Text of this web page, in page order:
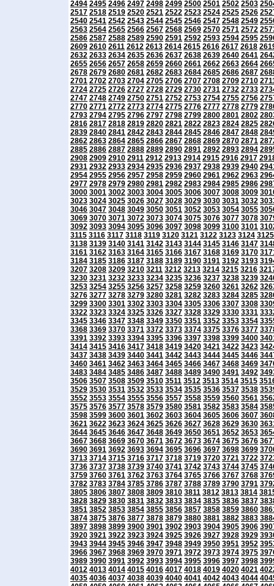
2494 2495 2496 2497 2498 2499 2500 2501 2502 2503
2517 2518 2519 2520 2521 2522 2523 2524 2525 2526
2540 2541 2542 2543 2544 2545 2546 2547 2548 2549
2563 2564 2565 2566 2567 2568 2569 2570 2571 2572
2586 2587 2588 2589 2590 2591 2592 2593 2594 2595
2609 2610 2611 2612 2613 2614 2615 2616 2617 2618
2632 2633 2634 2635 2636 2637 2638 2639 2640 2641
2655 2656 2657 2658 2659 2660 2661 2662 2663 2664
2678 2679 2680 2681 2682 2683 2684 2685 2686 2687
2701 2702 2703 2704 2705 2706 2707 2708 2709 2710
2724 2725 2726 2727 2728 2729 2730 2731 2732 2733
2747 2748 2749 2750 2751 2752 2753 2754 2755 2756
2770 2771 2772 2773 2774 2775 2776 2777 2778 2779
2793 2794 2795 2796 2797 2798 2799 2800 2801 2802
2816 2817 2818 2819 2820 2821 2822 2823 2824 2825
2839 2840 2841 2842 2843 2844 2845 2846 2847 2848
2862 2863 2864 2865 2866 2867 2868 2869 2870 2871
2885 2886 2887 2888 2889 2890 2891 2892 2893 2894
2908 2909 2910 2911 2912 2913 2914 2915 2916 2917
2931 2932 2933 2934 2935 2936 2937 2938 2939 2940
2954 2955 2956 2957 2958 2959 2960 2961 2962 2963
2977 2978 2979 2980 2981 2982 2983 2984 2985 2986
3000 3001 3002 3003 3004 3005 3006 3007 3008 3009
3023 3024 3025 3026 3027 3028 3029 3030 3031 3032
3046 3047 3048 3049 3050 3051 3052 3053 3054 3055
3069 3070 3071 3072 3073 3074 3075 3076 3077 3078
3092 3093 3094 3095 3096 3097 3098 3099 3100 3101
3115 3116 3117 3118 3119 3120 3121 3122 3123 3124 3125
3138 3139 3140 3141 3142 3143 3144 3145 3146 3147
3161 3162 3163 3164 3165 3166 3167 3168 3169 3170
3184 3185 3186 3187 3188 3189 3190 3191 3192 3193
3207 3208 3209 3210 3211 3212 3213 3214 3215 3216
3230 3231 3232 3233 3234 3235 3236 3237 3238 3239
3253 3254 3255 3256 3257 3258 3259 3260 3261 3262
3276 3277 3278 3279 3280 3281 3282 3283 3284 3285
3299 3300 3301 3302 3303 3304 3305 3306 3307 3308
3322 3323 3324 3325 3326 3327 3328 3329 3330 3331
3345 3346 3347 3348 3349 3350 3351 3352 3353 3354
3368 3369 3370 3371 3372 3373 3374 3375 3376 3377
3391 3392 3393 3394 3395 3396 3397 3398 3399 3400
3414 3415 3416 3417 3418 3419 3420 3421 3422 3423
3437 3438 3439 3440 3441 3442 3443 3444 3445 3446
3460 3461 3462 3463 3464 3465 3466 3467 3468 3469
3483 3484 3485 3486 3487 3488 3489 3490 3491 3492
3506 3507 3508 3509 3510 3511 3512 3513 3514 3515
3529 3530 3531 3532 3533 3534 3535 3536 3537 3538
3552 3553 3554 3555 3556 3557 3558 3559 3560 3561
3575 3576 3577 3578 3579 3580 3581 3582 3583 3584
3598 3599 3600 3601 3602 3603 3604 3605 3606 3607
3621 3622 3623 3624 3625 3626 3627 3628 3629 3630
3644 3645 3646 3647 3648 3649 3650 3651 3652 3653
3667 3668 3669 3670 3671 3672 3673 3674 3675 3676
3690 3691 3692 3693 3694 3695 3696 3697 3698 3699
3713 3714 3715 3716 3717 3718 3719 3720 3721 3722
3736 3737 3738 3739 3740 3741 3742 3743 3744 3745
3759 3760 3761 3762 3763 3764 3765 3766 3767 3768
3782 3783 3784 3785 3786 3787 3788 3789 3790 3791
3805 3806 3807 3808 3809 3810 3811 3812 3813 3814
3828 3829 3830 3831 3832 3833 3834 3835 3836 3837
3851 3852 3853 3854 3855 3856 3857 3858 3859 3860
3874 3875 3876 3877 3878 3879 3880 3881 3882 3883
3897 3898 3899 3900 3901 3902 3903 3904 3905 3906
3920 3921 3922 3923 3924 3925 3926 3927 3928 3929
3943 3944 3945 3946 3947 3948 3949 3950 3951 3952
3966 3967 3968 3969 3970 3971 3972 3973 3974 3975
3989 3990 3991 3992 3993 3994 3995 3996 3997 3998
4012 4013 4014 4015 4016 4017 4018 4019 4020 4021
4035 4036 4037 4038 4039 4040 4041 4042 4043 4044